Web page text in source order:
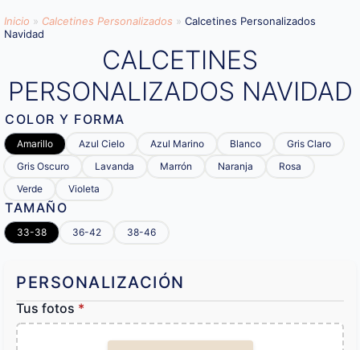
Inicio » Calcetines Personalizados » Calcetines Personalizados
Navidad
CALCETINES
PERSONALIZADOS NAVIDAD
COLOR Y FORMA
Amarillo Azul Cielo Azul Marino Blanco
Gris Claro
Gris Oscuro
Lavanda Marrón Naranja
Rosa
Verde
Violeta
TAMAÑO
33-38 36-42 38-46
PERSONALIZACIÓN
Tus fotos *